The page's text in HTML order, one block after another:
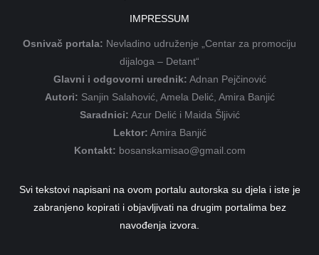
IMPRESSUM
Osnivač portala: Nevladino udruženje „Centar za promociju
dijaloga – Detant“
Glavni i odgovorni urednik: Adnan Pejčinović
Autori: Sanjin Salahović, Amela Delić, Amira Banjić
Saradnici: Azur Delić i Maida Šljivić
Lektor: Amira Banjić
Kontakt: bosanskamisao@gmail.com
Svi tekstovi napisani na ovom portalu autorska su djela i iste je
zabranjeno kopirati i objavljivati na drugim portalima bez
navođenja izvora.